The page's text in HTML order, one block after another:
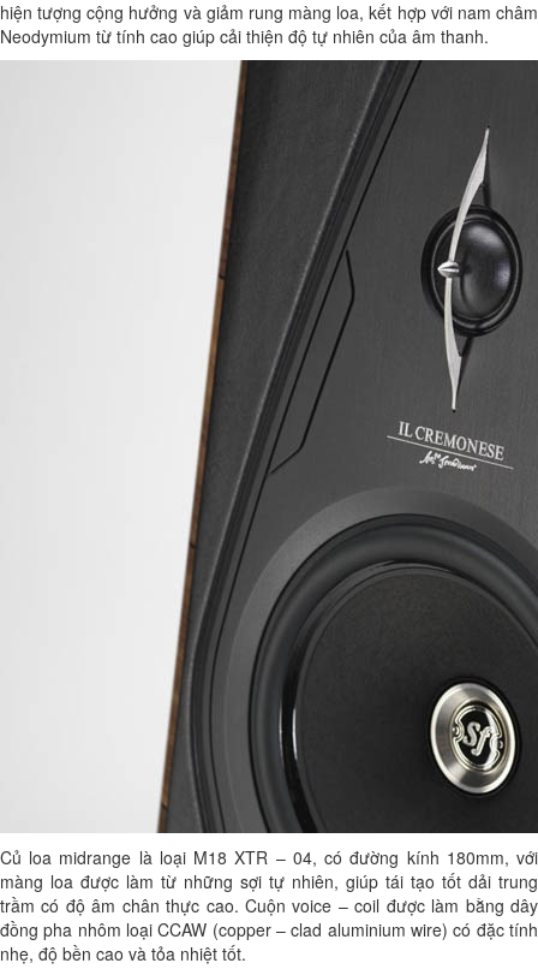
hiện tượng cộng hưởng và giảm rung màng loa, kết hợp với nam châm
Neodymium từ tính cao giúp cải thiện độ tự nhiên của âm thanh.
Củ loa midrange là loại M18 XTR – 04, có đường kính 180mm, với
màng loa được làm từ những sợi tự nhiên, giúp tái tạo tốt dải trung
trầm có độ âm chân thực cao. Cuộn voice – coil được làm bằng dây
đồng pha nhôm loại CCAW (copper – clad aluminium wire) có đặc tính
nhẹ, độ bền cao và tỏa nhiệt tốt.